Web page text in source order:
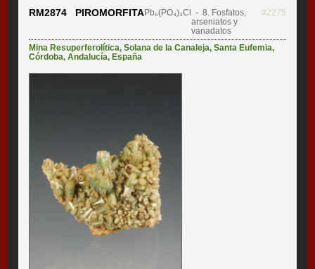
RM2874 PIROMORFITAPb₅(PO₄)₃Cl
- 8. Fosfatos,
arseniatos y
vanadatos
#2275
Mina Resuperferolítica,Solana de la Canaleja,Santa Eufemia,
Córdoba,Andalucía, España